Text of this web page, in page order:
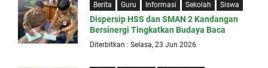
Berita Guru Informasi Sekolah Siswa
Dispersip HSS dan SMAN 2 Kandangan
Bersinergi Tingkatkan Budaya Baca
Diterbitkan : Selasa, 23 Jun 2026